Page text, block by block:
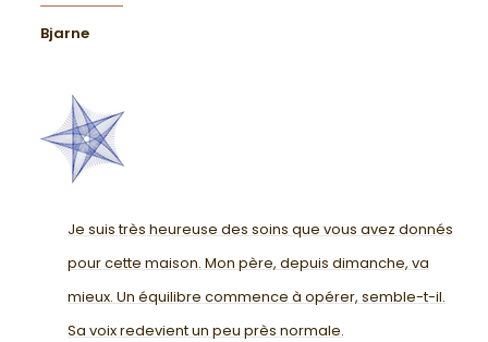
Bjarne
Je suis très heureuse des soins que vous avez donnés
pour cette maison. Mon père, depuis dimanche, va
mieux. Un équilibre commence à opérer, semble-t-il.
Sa voix redevient un peu près normale.